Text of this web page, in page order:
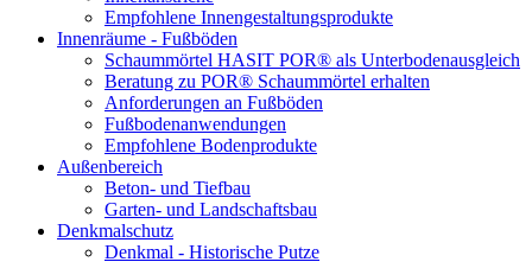
Empfohlene Innengestaltungsprodukte
Innenräume - Fußböden
Schaummörtel HASIT POR® als Unterbodenausgleich
Beratung zu POR® Schaummörtel erhalten
Anforderungen an Fußböden
Fußbodenanwendungen
Empfohlene Bodenprodukte
Außenbereich
Beton- und Tiefbau
Garten- und Landschaftsbau
Denkmalschutz
Denkmal - Historische Putze